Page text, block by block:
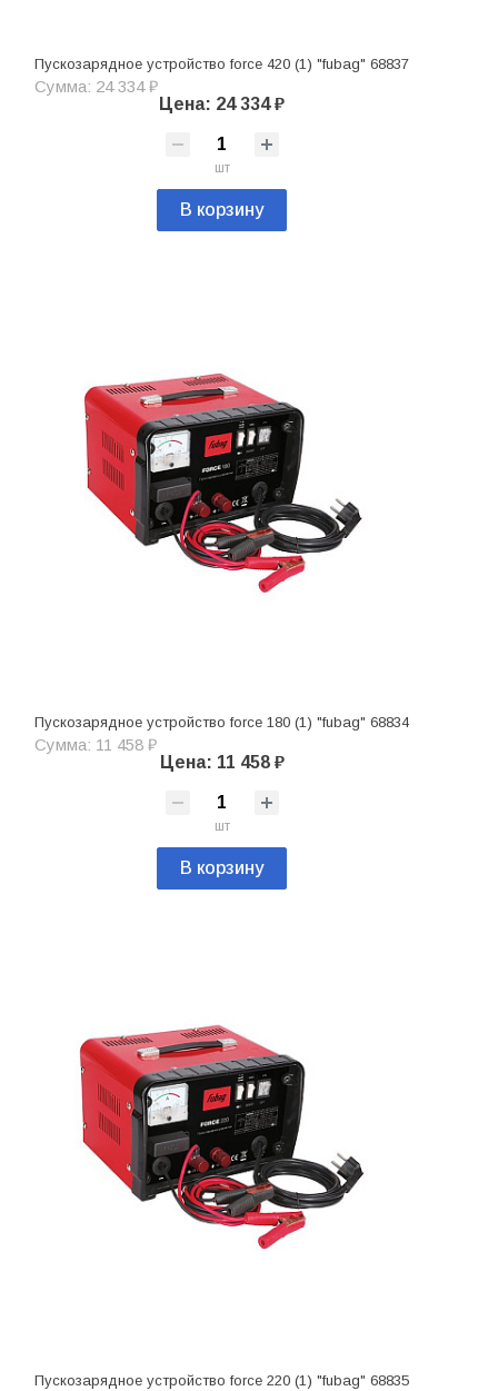
Пускозарядное устройство force 420 (1) "fubag" 68837
Сумма: 24 334 ₽
Цена: 24 334 ₽
шт
В корзину
Пускозарядное устройство force 180 (1) "fubag" 68834
Сумма: 11 458 ₽
Цена: 11 458 ₽
шт
В корзину
Пускозарядное устройство force 220 (1) "fubag" 68835